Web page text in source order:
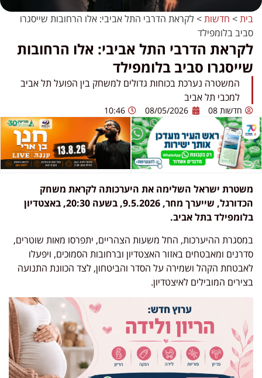
בית> חדשות>לקראת הדרבי התל אביבי: אלו הרחובות שייסגרו
סביב בלומפילד
לקראת הדרבי התל אביבי: אלו הרחובות
שייסגרו סביב בלומפילד
המשטרה נערכת בכוחות גדולים למשחק בין הפועל תל אביב
למכבי תל אביב
חדשות 08 08/05/2026
10:46
משטרת ישראל השלימה את היערכותה לקראת משחק
הכדורגל, שייערך מחר, 9.5.2026, בשעה 20:30, באצטדיון
בלומפילד בתל אביב.
במסגרת ההיערכות, החל משעות הצהריים, יתפרסו מאות שוטרים,
סדרנים ומאבטחים באזור האצטדיון וברחובות הסמוכים, ויפעלו
לאבטחת הקהל ושמירה על הסדר והביטחון, לצד הכוונת התנועה
בצירים המובילים לאיצטדיון.